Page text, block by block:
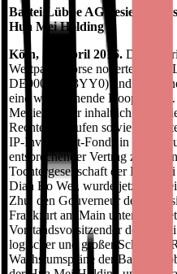
Bastei Lübbe AG besiegelt
Hua Mei Holding
Köln, 21. April 2016. Die im
Wertpapierbörse notierte
DE000A1X3YY0) und die
eine weitreichende
Medienhäuser inhaltlich
Rechte einkaufen sowie
IP-Investment-Fonds in Europa
entsprechender Vertrag
Tochtergesellschaft der Hua
Dian Bo Wei, wurde jetzt im
Zhu, den Gouverneur der
Frankfurt am Main
Vorstandsvorsitzender der
logischer und großer Schritt im
Wachstumspläne der Bastei